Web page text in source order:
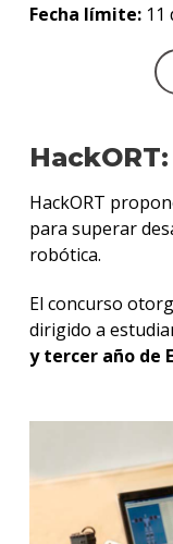
Fecha límite:11
HackORT
para superar
robótica.
El concurso
dirigido a
y tercer año de